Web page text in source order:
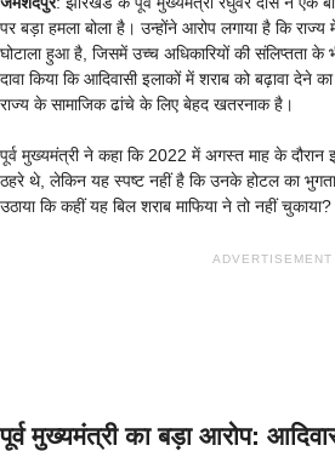
पर बड़ा हमला बोला है। उन्होंने आरोप लगाया है कि
घोटाला हुआ है, जिसमें उच्च अधिकारियों की संलिप्तता
दावा किया कि आदिवासी इलाकों में शराब को बढ़ावा देने
राज्य के सामाजिक ढांचे के लिए बेहद खतरनाक है।
पूर्व मुख्यमंत्री ने कहा कि 2022 में अगस्त माह के
ठहरे थे, लेकिन यह स्पष्ट नहीं है कि उनके होटल का
उठाया कि कहीं यह बिल शराब माफिया ने तो नहीं चुकाया?
ADVERTISEMENT
पूर्व मुख्यमंत्री का बड़ा आरोप: